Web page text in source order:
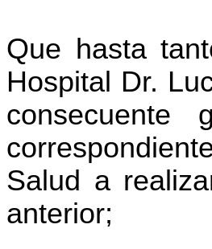
Que hasta
Hospital Dr.
consecuente
Salud a
anterior;